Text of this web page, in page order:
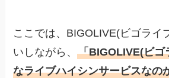
ここでは、BIGOLIVE(ビゴライ
いしながら、「BIGOLIVE(ビゴ
なライブハイシンサービスなの